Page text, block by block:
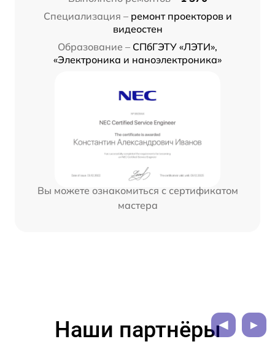
Специализация – ремонт проекторов и
видеостен
Образование – СПбГЭТУ «ЛЭТИ»,
«Электроника и наноэлектроника»
Вы можете ознакомиться с сертификатом
мастера
Наши партнёры